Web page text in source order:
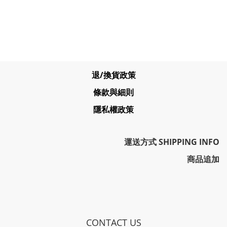
退/換貨政策
條款與細則
隱私權政策
運送方式 SHIPPING INFO
商品追加
CONTACT US